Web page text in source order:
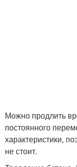
Можно продлить
постоянного
характеристики,
не стоит.